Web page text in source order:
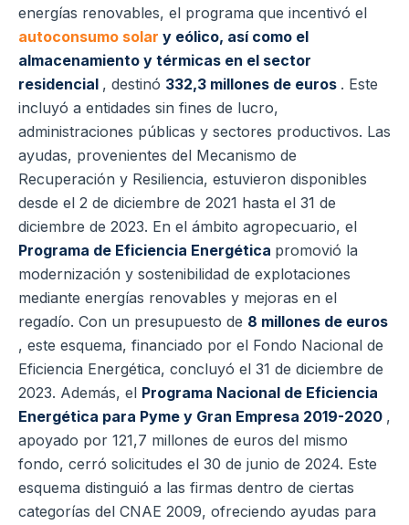
energías renovables, el programa que incentivó el
autoconsumo solar y eólico, así como el
almacenamiento y térmicas en el sector
residencial , destinó 332,3 millones de euros . Este
incluyó a entidades sin fines de lucro,
administraciones públicas y sectores productivos. Las
ayudas, provenientes del Mecanismo de
Recuperación y Resiliencia, estuvieron disponibles
desde el 2 de diciembre de 2021 hasta el 31 de
diciembre de 2023. En el ámbito agropecuario, el
Programa de Eficiencia Energética promovió la
modernización y sostenibilidad de explotaciones
mediante energías renovables y mejoras en el
regadío. Con un presupuesto de 8 millones de euros
, este esquema, financiado por el Fondo Nacional de
Eficiencia Energética, concluyó el 31 de diciembre de
2023. Además, el Programa Nacional de Eficiencia
Energética para Pyme y Gran Empresa 2019-2020 ,
apoyado por 121,7 millones de euros del mismo
fondo, cerró solicitudes el 30 de junio de 2024. Este
esquema distinguió a las firmas dentro de ciertas
categorías del CNAE 2009, ofreciendo ayudas para